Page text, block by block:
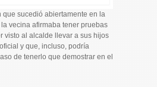
que sucedió abiertamente en la
vecina afirmaba tener pruebas
visto al alcalde llevar a sus hijos
y que, incluso, podría
de tenerlo que demostrar en el